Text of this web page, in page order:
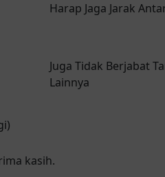
Harap Jaga Jarak
Juga Tidak Berjabat
Lainnya
kasih.